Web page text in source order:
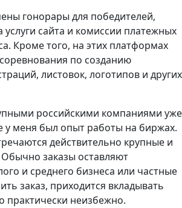
гонорары для победителей,
услуги сайта и комиссии платежных
Кроме того, на этих платформах
по созданию
листовок, логотипов и других
российскими компаниями уже
у меня был опыт работы на биржах.
действительно крупные и
заказы оставляют
и среднего бизнеса или частные
заказ, приходится вкладывать
практически неизбежно.